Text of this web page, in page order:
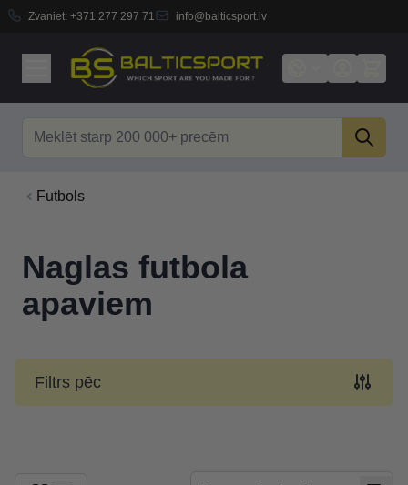
Zvaniet: +371 277 297 71 info@balticsport.lv
Futbols
Naglas futbola
apaviem
Filtrs pēc